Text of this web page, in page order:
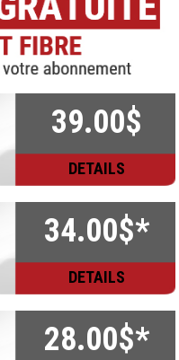
39.00$
DETAILS
34.00$*
DETAILS
28.00$*